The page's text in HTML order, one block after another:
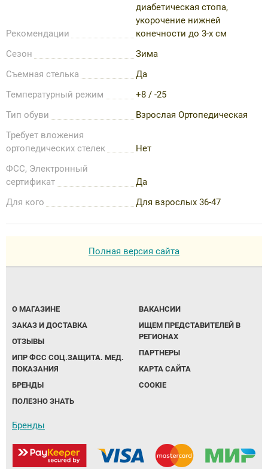
Рекомендации
диабетическая стопа,
укорочение нижней
конечности до 3-х см
Сезон
Зима
Съемная стелька
Да
Температурный режим
+8 / -25
Тип обуви
Взрослая Ортопедическая
Требует вложения
ортопедических стелек
Нет
ФСС, Электронный
сертификат
Да
Для кого
Для взрослых 36-47
Полная версия сайта
О МАГАЗИНЕ
ЗАКАЗ И ДОСТАВКА
ОТЗЫВЫ
ИПР ФСС СОЦ.ЗАЩИТА. МЕД.
ПОКАЗАНИЯ
БРЕНДЫ
ПОЛЕЗНО ЗНАТЬ
ВАКАНСИИ
ИЩЕМ ПРЕДСТАВИТЕЛЕЙ В
РЕГИОНАХ
ПАРТНЕРЫ
КАРТА САЙТА
COOKIE
Бренды